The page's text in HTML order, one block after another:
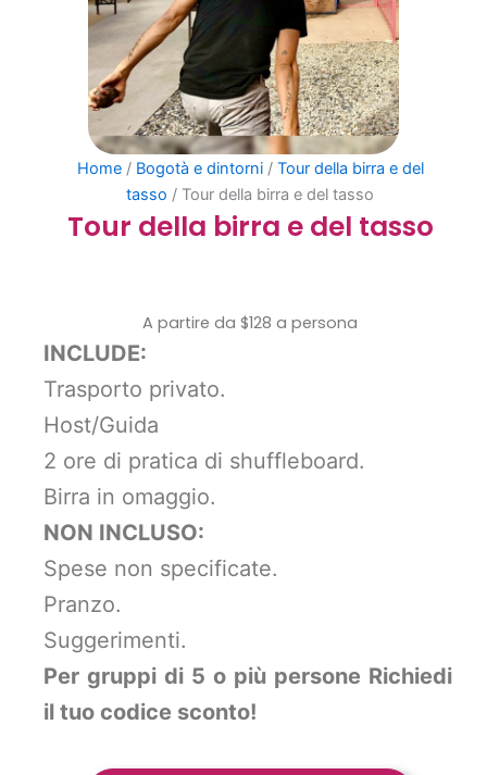
Home/ Bogotà e dintorni/ Tour della birra e del
tasso / Tour della birra e del tasso
Tour della birra e del tasso
A partire da $128 a persona
INCLUDE:
Trasporto privato.
Host/Guida
2 ore di pratica di shuffleboard.
Birra in omaggio.
NON INCLUSO:
Spese non specificate.
Pranzo.
Suggerimenti.
Per gruppi di 5 o più persone Richiedi
il tuo codice sconto!